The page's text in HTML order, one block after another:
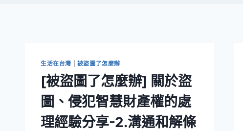
生活在台灣 被盜圖了怎麼辦
[被盜圖了怎麼辦] 關於盜
圖、侵犯智慧財產權的處
理經驗分享-2.溝通和解條